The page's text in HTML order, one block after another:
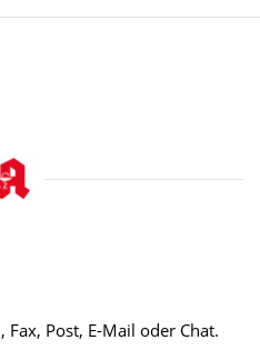
Post, E-Mail oder Chat.